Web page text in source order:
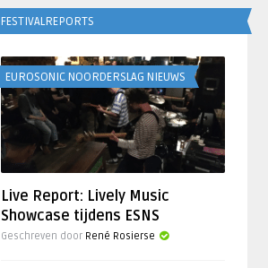
FESTIVALREPORTS
EUROSONIC NOORDERSLAG NIEUWS
Live Report: Lively Music
Showcase tijdens ESNS
Geschreven door René Rosierse